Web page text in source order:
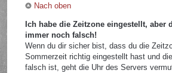
Nach oben
Ich habe die Zeitzone eingestellt, aber
immer noch falsch!
Wenn du dir sicher bist, dass du die
Sommerzeit richtig eingestellt hast und
falsch ist, geht die Uhr des Servers